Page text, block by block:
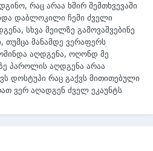
რაც არაა ხშირ შემთხვევაში
დაბლოკილი ჩემი ძველი
სხვა მეილზე გამოვაშვებინე
მანამდე ვერაფერს
აღდგენა, ოღონდ მე
პაროლის აღდგენა არაა
დოსტუპი რაც გაქვს მითითებული
ვერ აღადგენ ძველ ეკაუნტს